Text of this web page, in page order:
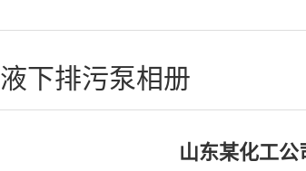
液下排污泵相册
山东某化工